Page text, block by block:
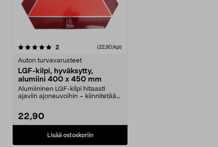
2 (22,90/kpl)
Auton turvavarusteet
LGF-kilpi, hyväksytty,
alumiini 400 x 450 mm
Alumiininen LGF-kilpi hitaasti
ajaviin ajoneuvoihin – kiinnitetään
22,90
Lisää ostoskoriin